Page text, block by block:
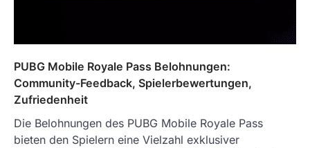
PUBG Mobile Royale Pass Belohnungen:
Community-Feedback, Spielerbewertungen,
Zufriedenheit
Die Belohnungen des PUBG Mobile Royale Pass
bieten den Spielern eine Vielzahl exklusiver